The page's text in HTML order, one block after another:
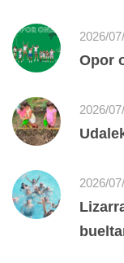
2026/
Opor
2026/
2026/